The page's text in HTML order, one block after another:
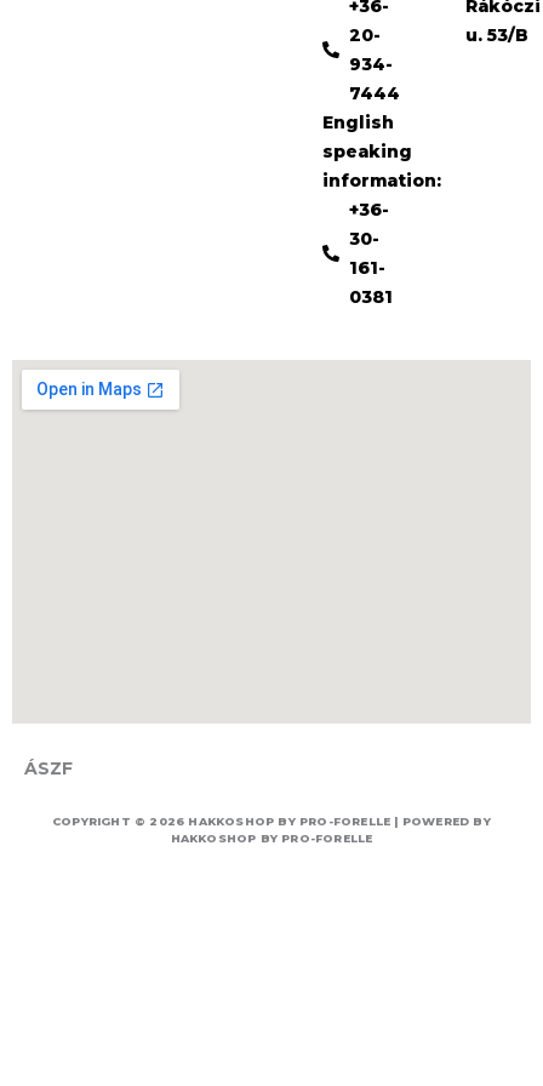
+36-
20-
934-
7444
English
speaking
information:
+36-
30-
161-
0381
Rákóczi
u. 53/B
ÁSZF
COPYRIGHT © 2026 HAKKOSHOP BY PRO-FORELLE | POWERED BY
HAKKOSHOP BY PRO-FORELLE